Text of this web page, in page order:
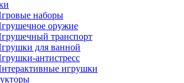
наборы
оружие
транспорт
для ванной
антистресс
игрушки